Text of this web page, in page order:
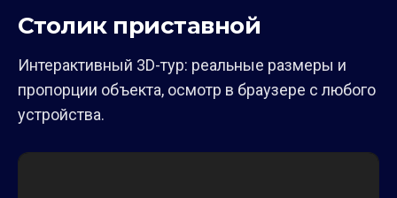
Столик приставной
Интерактивный 3D-тур: реальные размеры и
пропорции объекта, осмотр в браузере с любого
устройства.